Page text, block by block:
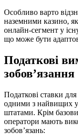
Особливо варто
наземними казино,
онлайн-сегмент у
що може бути
Податкові
зобов’язання
Податкові ставки
одними з найвищих у
штатами. Крім
оператори мають
зобов’язань: